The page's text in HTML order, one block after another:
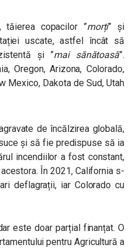
tăierea copacilor ”morți”și
uscate, astfel încât să
și ”mai sănătoasă”.
Oregon, Arizona, Colorado,
Mexico, Dakota de Sud, Utah
de încălzirea globală,
și să fie predispuse să ia
incendiilor a fost constant,
În 2021, California s-
deflagrații, iar Colorado cu
este doar parțial finanțat. O
pentru Agricultură a